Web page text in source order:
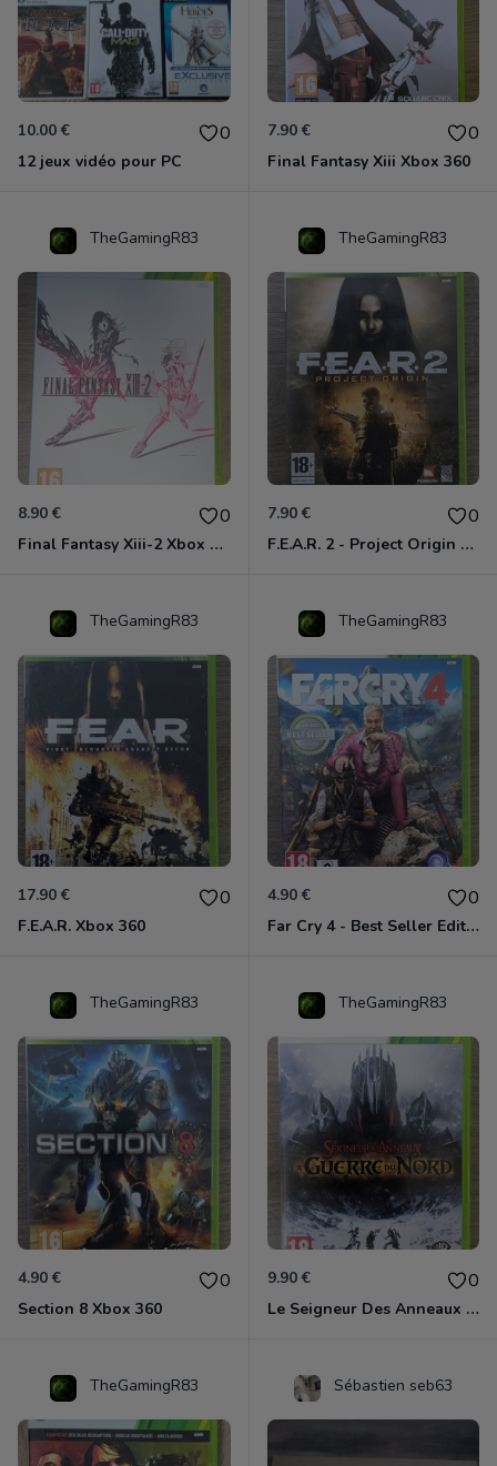
10.00 € 0
12 jeux vidéo pour PC
7.90 € 0
Final Fantasy Xiii Xbox 360
TheGamingR83
8.90 € 0
Final Fantasy Xiii-2 Xbox 360
TheGamingR83
7.90 € 0
F.E.A.R. 2 - Project Origin Xbox 360
TheGamingR83
17.90 € 0
F.E.A.R. Xbox 360
TheGamingR83
4.90 € 0
Far Cry 4 - Best Seller Edition Xbox 360
TheGamingR83
4.90 € 0
Section 8 Xbox 360
TheGamingR83
9.90 € 0
Le Seigneur Des Anneaux - La Guerre Du Nord Xbox 360
TheGamingR83 Sébastien seb63